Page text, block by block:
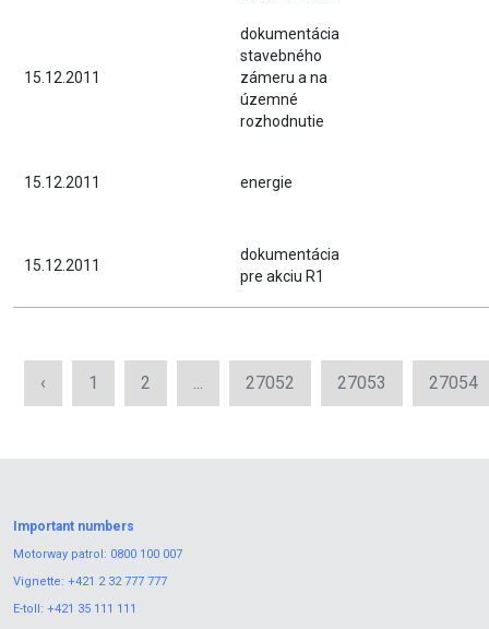
15.12.2011
dokumentácia
stavebného
zámeru a na
územné
rozhodnutie
15.12.2011 energie
15.12.2011
dokumentácia
pre akciu R1
‹ 1 2 ... 27052 27053 27054
Important numbers
Motorway patrol: 0800 100 007
Vignette: +421 2 32 777 777
E-toll: +421 35 111 111